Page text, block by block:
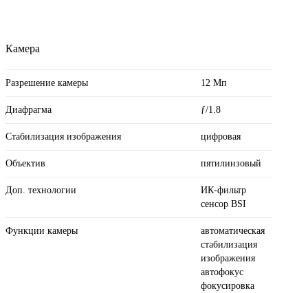
Камера
Разрешение камеры 12 Мп
Диафрагма ƒ/1.8
Стабилизация изображения цифровая
Объектив пятилинзовый
Доп. технологии
ИК-фильтр
сенсор BSI
Функции камеры
автоматическая
стабилизация
изображения
автофокус
фокусировка